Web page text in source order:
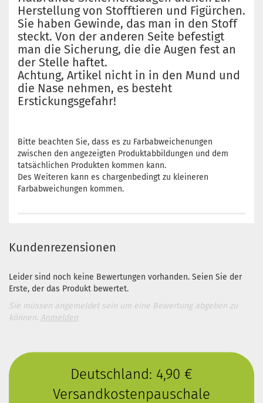
Herstellung von Stofftieren und Figürchen.
Sie haben Gewinde, das man in den Stoff
steckt. Von der anderen Seite befestigt
man die Sicherung, die die Augen fest an
der Stelle haftet.
Achtung, Artikel nicht in in den Mund und
die Nase nehmen, es besteht
Erstickungsgefahr!
Bitte beachten Sie, dass es zu Farbabweichenungen
zwischen den angezeigten Produktabbildungen und dem
tatsächlichen Produkten kommen kann.
Des Weiteren kann es chargenbedingt zu kleineren
Farbabweichungen kommen.
Kundenrezensionen
Leider sind noch keine Bewertungen vorhanden. Seien Sie der
Erste, der das Produkt bewertet.
Sie müssen angemeldet sein um eine Bewertung abgeben zu
können. Anmelden
Deutschland: 4,90 €
Versandkostenpauschale